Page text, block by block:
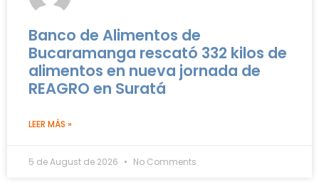
Banco de Alimentos de
Bucaramanga rescató 332 kilos de
alimentos en nueva jornada de
REAGRO en Suratá
LEER MÁS »
5 de August de 2026 No Comments